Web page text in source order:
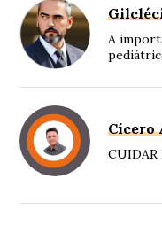
A
Cícero
CUIDAR